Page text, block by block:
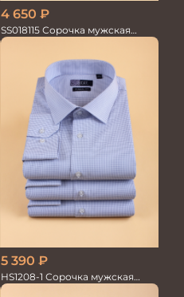
4 650 ₽
SS018115 Сорочка мужская
GROSTYLE PRIME
5 390 ₽
HS1208-1 Сорочка мужская
голубая мел.клетка